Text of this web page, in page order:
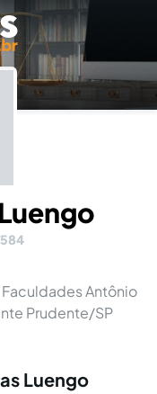
Antônio
Prudente/SP
Luengo